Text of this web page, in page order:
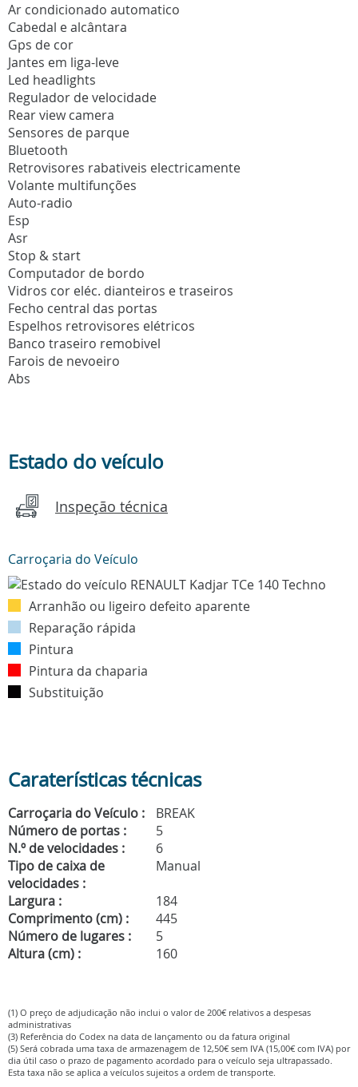
Ar condicionado automatico
Cabedal e alcântara
Gps de cor
Jantes em liga-leve
Led headlights
Regulador de velocidade
Rear view camera
Sensores de parque
Bluetooth
Retrovisores rabativeis electricamente
Volante multifunções
Auto-radio
Esp
Asr
Stop & start
Computador de bordo
Vidros cor eléc. dianteiros e traseiros
Fecho central das portas
Espelhos retrovisores elétricos
Banco traseiro remobivel
Farois de nevoeiro
Abs
Estado do veículo
Inspeção técnica
Carroçaria do Veículo
Arranhão ou ligeiro defeito aparente
Reparação rápida
Pintura
Pintura da chaparia
Substituição
Caraterísticas técnicas
Carroçaria do Veículo :
BREAK
Número de portas :
5
N.º de velocidades :
6
Tipo de caixa de
velocidades :
Manual
Largura :
184
Comprimento (cm) :
445
Número de lugares :
5
Altura (cm) :
160
(1) O preço de adjudicação não inclui o valor de 200€ relativos a despesas
administrativas
(3) Referência do Codex na data de lançamento ou da fatura original
(5) Será cobrada uma taxa de armazenagem de 12,50€ sem IVA (15,00€ com IVA) por
dia útil caso o prazo de pagamento acordado para o veículo seja ultrapassado.
Esta taxa não se aplica a veículos sujeitos a ordem de transporte.